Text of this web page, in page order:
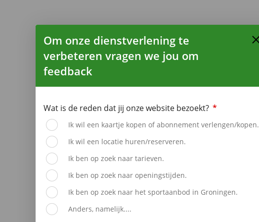
Om onze dienstverlening te
verbeteren vragen we jou om
feedback
Wat is de reden dat jij onze website bezoekt? *
Ik wil een kaartje kopen of abonnement verlengen/kopen.
Ik wil een locatie huren/reserveren.
Ik ben op zoek naar tarieven.
Ik ben op zoek naar openingstijden.
Ik ben op zoek naar het sportaanbod in Groningen.
Anders, namelijk....